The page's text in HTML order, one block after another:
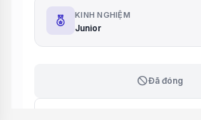
KINH NGHIỆM
Junior
blockĐã đóng